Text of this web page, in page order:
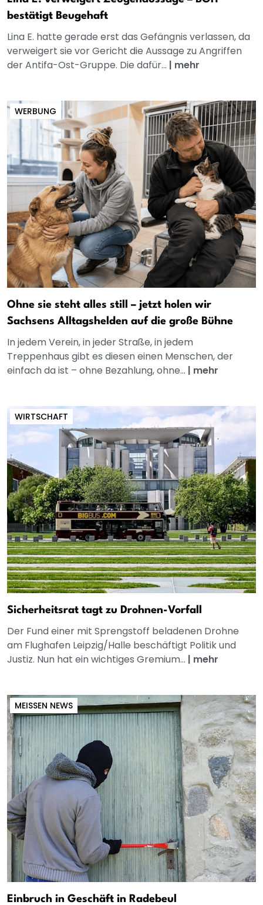
bestätigt Beugehaft
Lina E. hatte gerade erst das Gefängnis verlassen, da
verweigert sie vor Gericht die Aussage zu Angriffen
der Antifa-Ost-Gruppe. Die dafür... | mehr
WERBUNG
Ohne sie steht alles still – jetzt holen wir
Sachsens Alltagshelden auf die große Bühne
In jedem Verein, in jeder Straße, in jedem
Treppenhaus gibt es diesen einen Menschen, der
einfach da ist – ohne Bezahlung, ohne... | mehr
WIRTSCHAFT
Sicherheitsrat tagt zu Drohnen-Vorfall
Der Fund einer mit Sprengstoff beladenen Drohne
am Flughafen Leipzig/Halle beschäftigt Politik und
Justiz. Nun hat ein wichtiges Gremium... | mehr
MEISSEN NEWS
Einbruch in Geschäft in Radebeul